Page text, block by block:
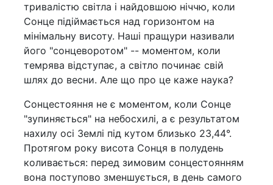
тривалістю світла і найдовшою ніччю, коли
Сонце підіймається над горизонтом на
мінімальну висоту. Наші пращури називали
його "сонцеворотом" -- моментом, коли
темрява відступає, а світло починає свій
шлях до весни. Але що про це каже наука?
Сонцестояння не є моментом, коли Сонце
"зупиняється" на небосхилі, а є результатом
нахилу осі Землі під кутом близько 23,44°.
Протягом року висота Сонця в полудень
коливається: перед зимовим сонцестоянням
вона поступово зменшується, в день самого